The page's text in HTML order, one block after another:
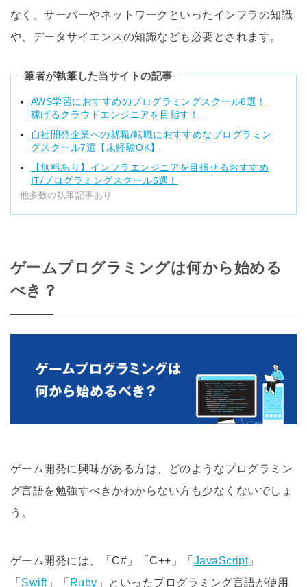
なく、サーバーやネットワークといったインフラの知識
や、データサイエンスの知識なども必要とされます。
筆者が執筆した当サイトの記事
AWS学習におすすめのプログラミングスクール8選！
稼げるクラウドエンジニアを目指す！
自社開発企業への就職/転職におすすめなプログラミン
グスクール7選【未経験OK】
【無料あり】インフラエンジニアを目指せるおすすめ
IT/プログラミングスクール5選！
他多数の執筆記事あり
ゲームプログラミングは何から始める
べき？
ゲーム開発に興味がある方は、どのようなプログラミン
グ言語を勉強すべきかわからない方も少なくないでしょ
う。
ゲーム開発には、「C#」「C++」「 JavaScript」
「 Swift」「 Ruby 」といったプログラミング言語が使用